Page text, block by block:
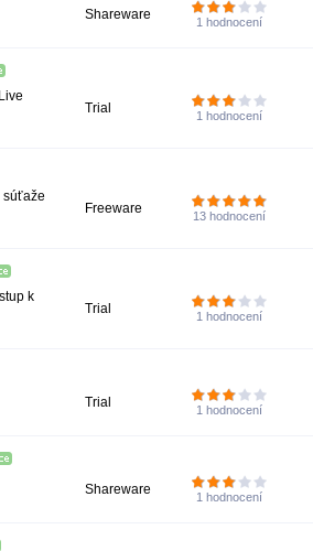
Shareware 1 hodnocení
Trial 1 hodnocení
súťaže
Freeware 13 hodnocení
k
Trial 1 hodnocení
Trial 1 hodnocení
Shareware 1 hodnocení